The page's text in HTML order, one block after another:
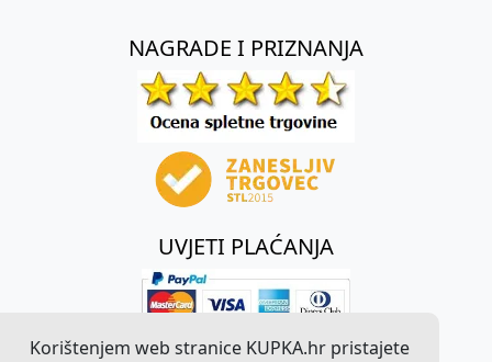
Korištenjem web stranice KUPKA.hr pristajete
NAGRADE I PRIZNANJA
UVJETI PLAĆANJA